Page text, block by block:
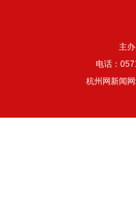
主
电话：
杭州网新闻